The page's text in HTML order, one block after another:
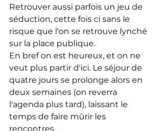
Retrouver aussi parfois un jeu de
séduction, cette fois ci sans le
risque que l'on se retrouve lynché
sur la place publique.
En bref on est heureux, et on ne
veut plus partir d'ici. Le séjour de
quatre jours se prolonge alors en
deux semaines (on reverra
l'agenda plus tard), laissant le
temps de faire mûrir les
rencontres.